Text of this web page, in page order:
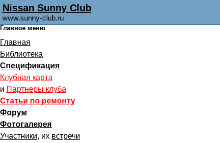
Nissan Sunny Club
www.sunny-club.ru
Главное меню
Главная
Библиотека
Спецификация
Клубная карта
и Партнеры клуба
Статьи по ремонту
Форум
Фотогалерея
Участники, их встречи